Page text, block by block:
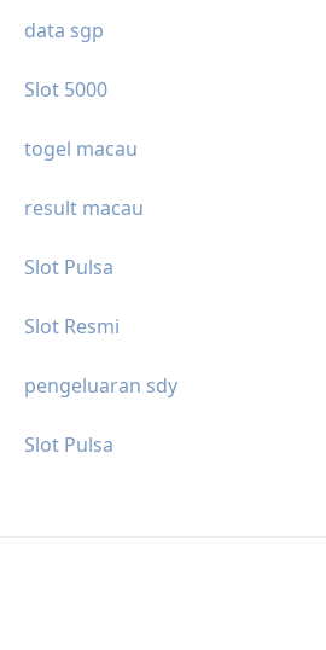
data sgp
Slot 5000
togel macau
result macau
Slot Pulsa
Slot Resmi
pengeluaran sdy
Slot Pulsa